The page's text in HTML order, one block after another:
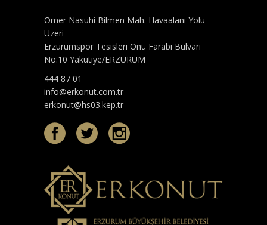
Ömer Nasuhi Bilmen Mah. Havaalanı Yolu
Üzeri
Erzurumspor Tesisleri Önü Farabi Bulvarı
No:10 Yakutiye/ERZURUM
444 87 01
info@erkonut.com.tr
erkonut@hs03.kep.tr